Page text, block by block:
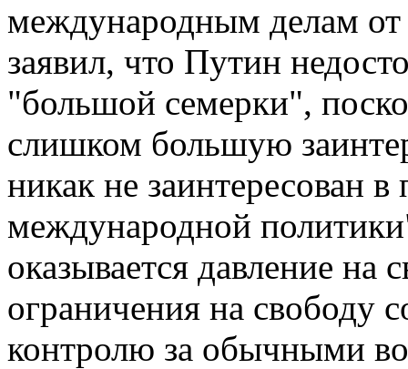
международным делам
заявил, что Путин
"большой семерки",
слишком большую
никак не заинтересован
международной
оказывается давление на
ограничения на свободу
контролю за обычными